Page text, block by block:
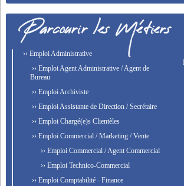
›› Emploi Administrative
›› Emploi Agent Administrative / Agent de
Bureau
›› Emploi Archiviste
›› Emploi Assistante de Direction / Secrétaire
›› Emploi Chargé(e)s Clientèles
›› Emploi Commercial / Marketing / Vente
›› Emploi Commercial / Agent Commercial
›› Emploi Technico-Commercial
›› Emploi Comptabilité - Finance